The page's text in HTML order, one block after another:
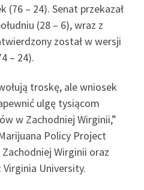
– 24). Senat przekazał
(28 – 6), wraz z
został w wersji
– 24).
troskę, ale wniosek
ulgę tysiącom
w Zachodniej Wirginii,”
Policy Project
Wirginii oraz
University.